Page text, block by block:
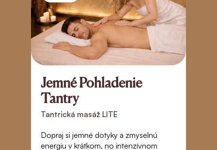
Jemné Pohladenie
Tantry
Tantrická masáž LITE
Dopraj si jemné dotyky a zmyselnú
energiu v krátkom, no intenzívnom